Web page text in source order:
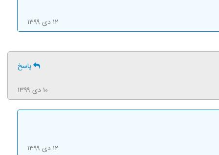
۱۲ دی ۱۳۹۹
پاسخ
۱۰ دی ۱۳۹۹
۱۲ دی ۱۳۹۹